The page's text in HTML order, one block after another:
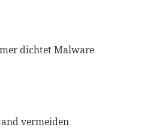
dichtet Malware
vermeiden